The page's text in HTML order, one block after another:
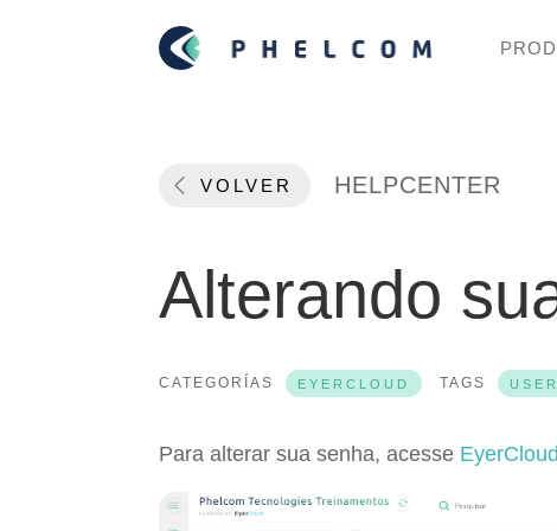
VOLVER HELPCENTER
Alterando
CATEGORÍAS EYERCLOUD TAGS USER
Para alterar sua senha, acesse EyerCloud